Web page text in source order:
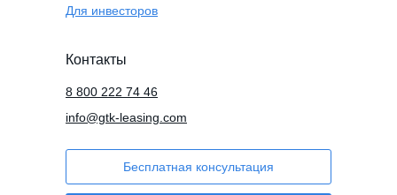
Для инвесторов
Контакты
info@gtk-leasing.com
Бесплатная консультация
8 800 222 74 46